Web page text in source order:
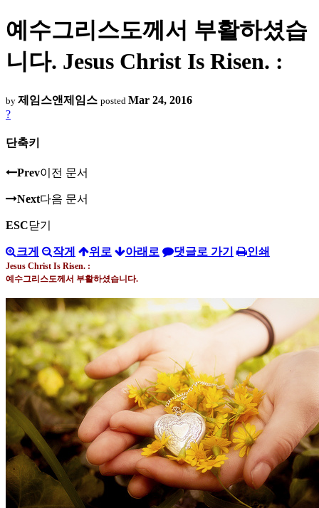
예수그리스도께서 부활하셨습
니다. Jesus Christ Is Risen. :
by 제임스앤제임스 posted Mar 24, 2016
?
단축키
Prev이전 문서
Next다음 문서
ESC닫기
크게 작게 위로 아래로 댓글로 가기 인쇄
Jesus Christ Is Risen. :
예수그리스도께서 부활하셨습니다.